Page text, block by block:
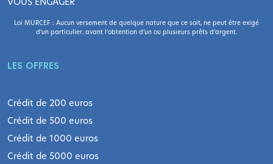
Loi MURCEF : Aucun versement de quelque nature que ce soit, ne peut être exigé
d’un particulier, avant l’obtention d’un ou plusieurs prêts d’argent.
LES OFFRES
Crédit de 200 euros
Crédit de 500 euros
Crédit de 1000 euros
Crédit de 5000 euros